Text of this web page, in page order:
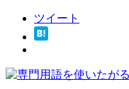
ツイート